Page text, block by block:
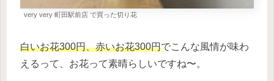
very very 町田駅前店 で買った切り花
白いお花300円、赤いお花300円でこんな風情が味わ
えるって、お花って素晴らしいですね〜。